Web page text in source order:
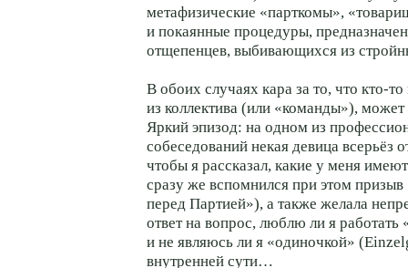
метафизические «парткомы»,
и покаянные процедуры,
отщепенцев, выбивающихся из
В обоих случаях кара за то, что кто-то
из коллектива (или «команды»),
Яркий эпизод: на одном из
собеседований некая девица всерьёз
чтобы я рассказал, какие у меня
сразу же вспомнился при этом призыв
перед Партией»), а также желала
ответ на вопрос, люблю ли я работать
и не являюсь ли я «одиночкой»
внутренней сути…